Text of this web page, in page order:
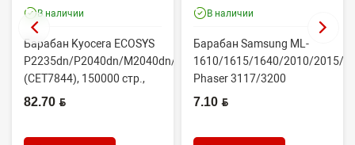
В наличии
Барабан Kyocera ECOSYS
P2235dn/P2040dn/M2040dn/M2540dw
(CET7844), 150000 стр.,
Япония
82.70 BYN
В наличии
Барабан Samsung ML-
1610/1615/1640/2010/2015/
Phaser 3117/3200
(CONTENT)
7.10 BYN